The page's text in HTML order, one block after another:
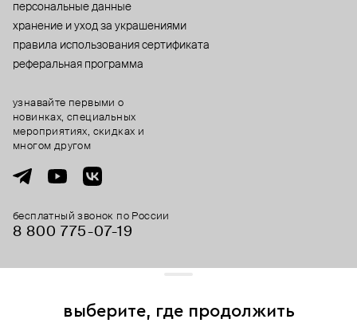
персональные данные
хранение и уход за украшениями
правила использования сертификата
реферальная программа
бесплатный звонок по России
8 800 775⁠-07⁠-19
узнавайте первыми о
новинках, специальных
мероприятиях, скидках и
многом другом
выберите, где продолжить